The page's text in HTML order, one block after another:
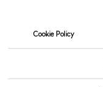
Cookie Policy